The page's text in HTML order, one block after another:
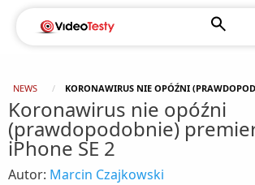
NEWS KORONAWIRUS NIE OPÓŹNI
Koronawirus nie opóźni
(prawdopodobnie)
iPhone SE 2
Autor: Marcin Czajkowski